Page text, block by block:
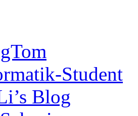
Student
Blog